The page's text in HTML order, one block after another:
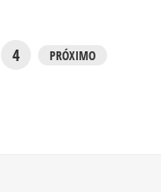
4 PRÓXIMO